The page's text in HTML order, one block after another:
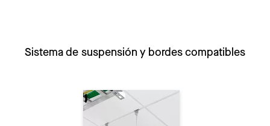
Sistema de suspensión y bordes compatibles